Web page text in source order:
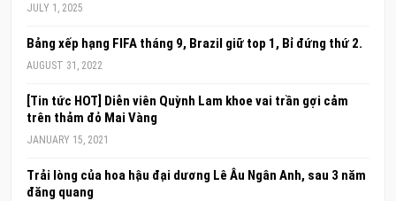
JULY 1, 2025
Bảng xếp hạng FIFA tháng 9, Brazil giữ top 1, Bỉ đứng thứ 2.
AUGUST 31, 2022
[Tin tức HOT] Diễn viên Quỳnh Lam khoe vai trần gợi cảm
trên thảm đỏ Mai Vàng
JANUARY 15, 2021
Trải lòng của hoa hậu đại dương Lê Âu Ngân Anh, sau 3 năm
đăng quang